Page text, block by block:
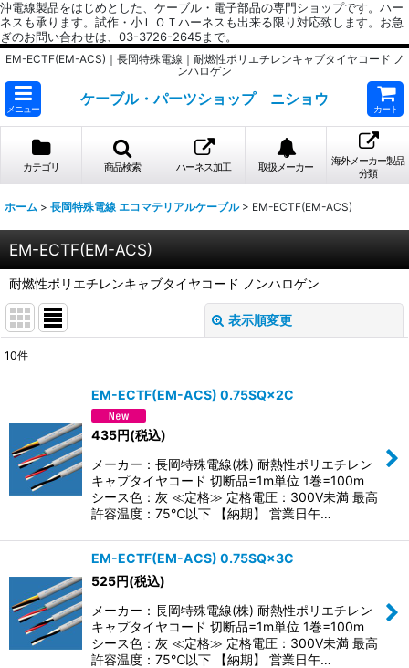
沖電線製品をはじめとした、ケーブル・電子部品の専門ショップです。ハー
ネスも承ります。試作・小ＬＯＴハーネスも出来る限り対応致します。お急
ぎのお問い合わせは、03-3726-2645まで。
EM-ECTF(EM-ACS)｜長岡特殊電線｜耐燃性ポリエチレンキャブタイヤコード ノ
ンハロゲン
メニュー
ケーブル・パーツショップ ニショウ
カート
カテゴリ 商品検索 ハーネス加工 取扱メーカー
海外メーカー製品
分類
ホーム > 長岡特殊電線 エコマテリアルケーブル > EM-ECTF(EM-ACS)
EM-ECTF(EM-ACS)
耐燃性ポリエチレンキャブタイヤコード ノンハロゲン
表示順変更
並び順:
絞り込む
10件
EM-ECTF(EM-ACS) 0.75SQ×2C
435円(税込)
メーカー：長岡特殊電線(株) 耐熱性ポリエチレン
キャプタイヤコード 切断品=1m単位 1巻=100m
シース色：灰 ≪定格≫ 定格電圧：300V未満 最高
許容温度：75℃以下 【納期】 営業日午…
EM-ECTF(EM-ACS) 0.75SQ×3C
525円(税込)
メーカー：長岡特殊電線(株) 耐熱性ポリエチレン
キャプタイヤコード 切断品=1m単位 1巻=100m
シース色：灰 ≪定格≫ 定格電圧：300V未満 最高
許容温度：75℃以下 【納期】 営業日午…